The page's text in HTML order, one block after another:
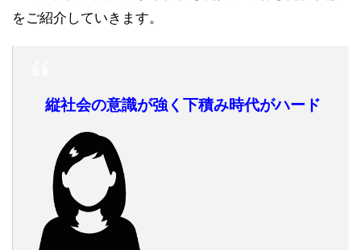
をご紹介していきます。
縦社会の意識が強く下積み時代がハード